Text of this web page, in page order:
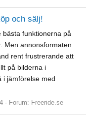
och sälj!
bästa funktionerna på
Men annonsformaten
rent frustrerande att
på bilderna i
i jämförelse med
Forum: Freeride.se